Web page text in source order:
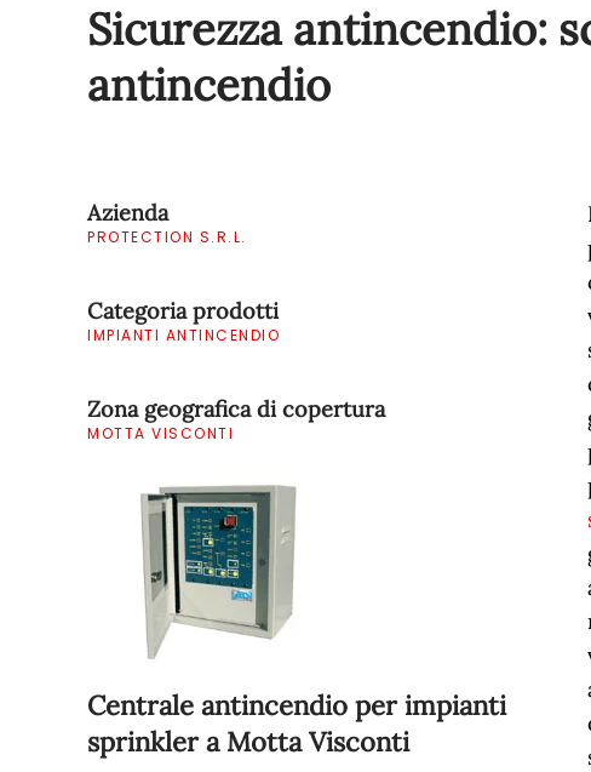
Sicurezza antincendio:
antincendio
Azienda
PROTECTION S.R.L.
Categoria prodotti
IMPIANTI ANTINCENDIO
Zona geografica di copertura
MOTTA VISCONTI
Centrale antincendio per impianti
sprinkler a Motta Visconti